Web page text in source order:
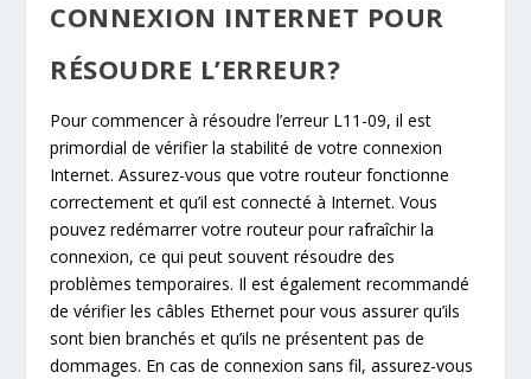
CONNEXION INTERNET POUR
RÉSOUDRE L’ERREUR?
Pour commencer à résoudre l’erreur L11-09, il est
primordial de vérifier la stabilité de votre connexion
Internet. Assurez-vous que votre routeur fonctionne
correctement et qu’il est connecté à Internet. Vous
pouvez redémarrer votre routeur pour rafraîchir la
connexion, ce qui peut souvent résoudre des
problèmes temporaires. Il est également recommandé
de vérifier les câbles Ethernet pour vous assurer qu’ils
sont bien branchés et qu’ils ne présentent pas de
dommages. En cas de connexion sans fil, assurez-vous